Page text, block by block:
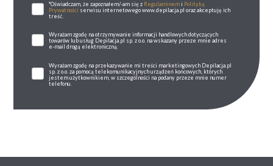
*Oświadczam, że zapoznałem/-am się z Regulaminemi Polityką
Prywatności serwisu internetowego www.depilacja.pl oraz akceptuję ich
treść.
Wyrażam zgodę na otrzymywanie informacji handlowych dotyczących
towarów lub usług Depilacja.pl sp. z o.o. na wskazany przeze mnie adres
e-mail drogą elektroniczną.
Wyrażam zgodę na przekazywanie mi treści marketingowych Depilacja.pl
sp. z o.o. za pomocą telekomunikacyjnych urządzeń końcowych, których
jestem użytkownikiem, w szczególności na podany przeze mnie numer
telefonu.